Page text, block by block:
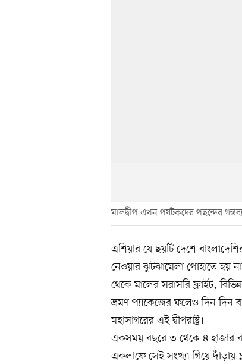
মালদ্বীপ এখন পর্যটকদের পছন্দের
এশিয়ার যে ছয়টি দেশে
নেওয়ার ঝুটঝামেলা পোহাতে হয়
থেকে মালের সরাসরি ফ্লাইট,
ভ্রমণ প্যাকেজের ফলেও দিন দিন
মহাসাগরের এই দ্বীপরাষ্ট্র।
একসময় বছরে ৩ থেকে ৪ হাজার
একলাফে সেই সংখ্যা গিয়ে